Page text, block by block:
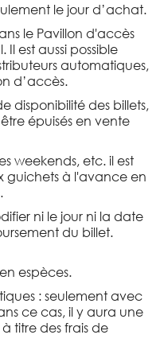
le jour d’achat.
le Pavillon d'accès
est aussi possible
automatiques,
d’accès.
disponibilité des billets,
épuisés en vente
weekends, etc. il est
guichets à l'avance en
ni le jour ni la date
du billet.
espèces.
: seulement avec
ce cas, il y aura une
titre des frais de